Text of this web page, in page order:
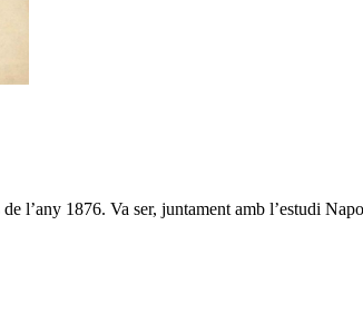
l’any 1876. Va ser, juntament amb l’estudi